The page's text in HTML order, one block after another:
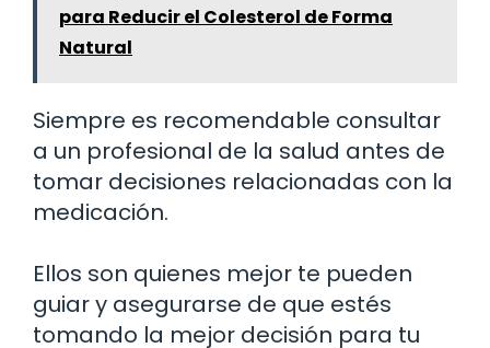
para Reducir el Colesterol de Forma
Natural
Siempre es recomendable consultar
a un profesional de la salud antes de
tomar decisiones relacionadas con la
medicación.
Ellos son quienes mejor te pueden
guiar y asegurarse de que estés
tomando la mejor decisión para tu